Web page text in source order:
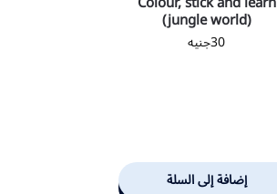
(jungle world)
30جنيه
إضافة إلى السلة